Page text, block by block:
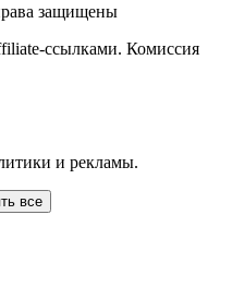
защищены
ссылками. Комиссия
и рекламы.
все